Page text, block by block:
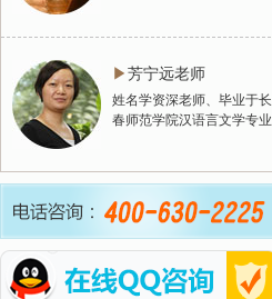
▶芳宁远老师
姓名学资深老师、毕业于长
春师范学院汉语言文学专业